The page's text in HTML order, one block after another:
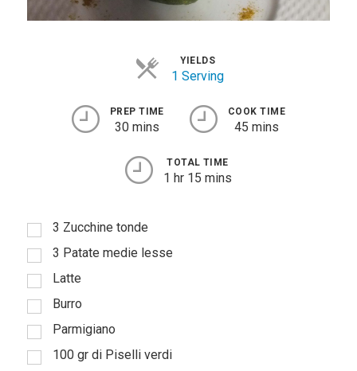
YIELDS
1 Serving
PREP TIME
30 mins
COOK TIME
45 mins
TOTAL TIME
1 hr 15 mins
3 Zucchine tonde
3 Patate medie lesse
Latte
Burro
Parmigiano
100 gr di Piselli verdi